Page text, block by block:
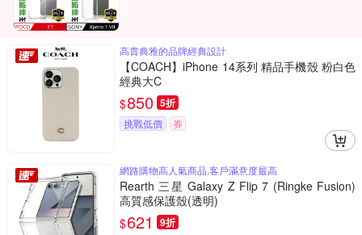
高貴典雅的品牌經典設計
【COACH】iPhone 14系列 精品手機殼 粉白色
經典大C
$850 5折
挑戰低價 券
網路購物高人氣商品,客戶滿意度最高
Rearth 三星 Galaxy Z Flip 7 (Ringke Fusion)
高質感保護殼(透明)
$621 9折